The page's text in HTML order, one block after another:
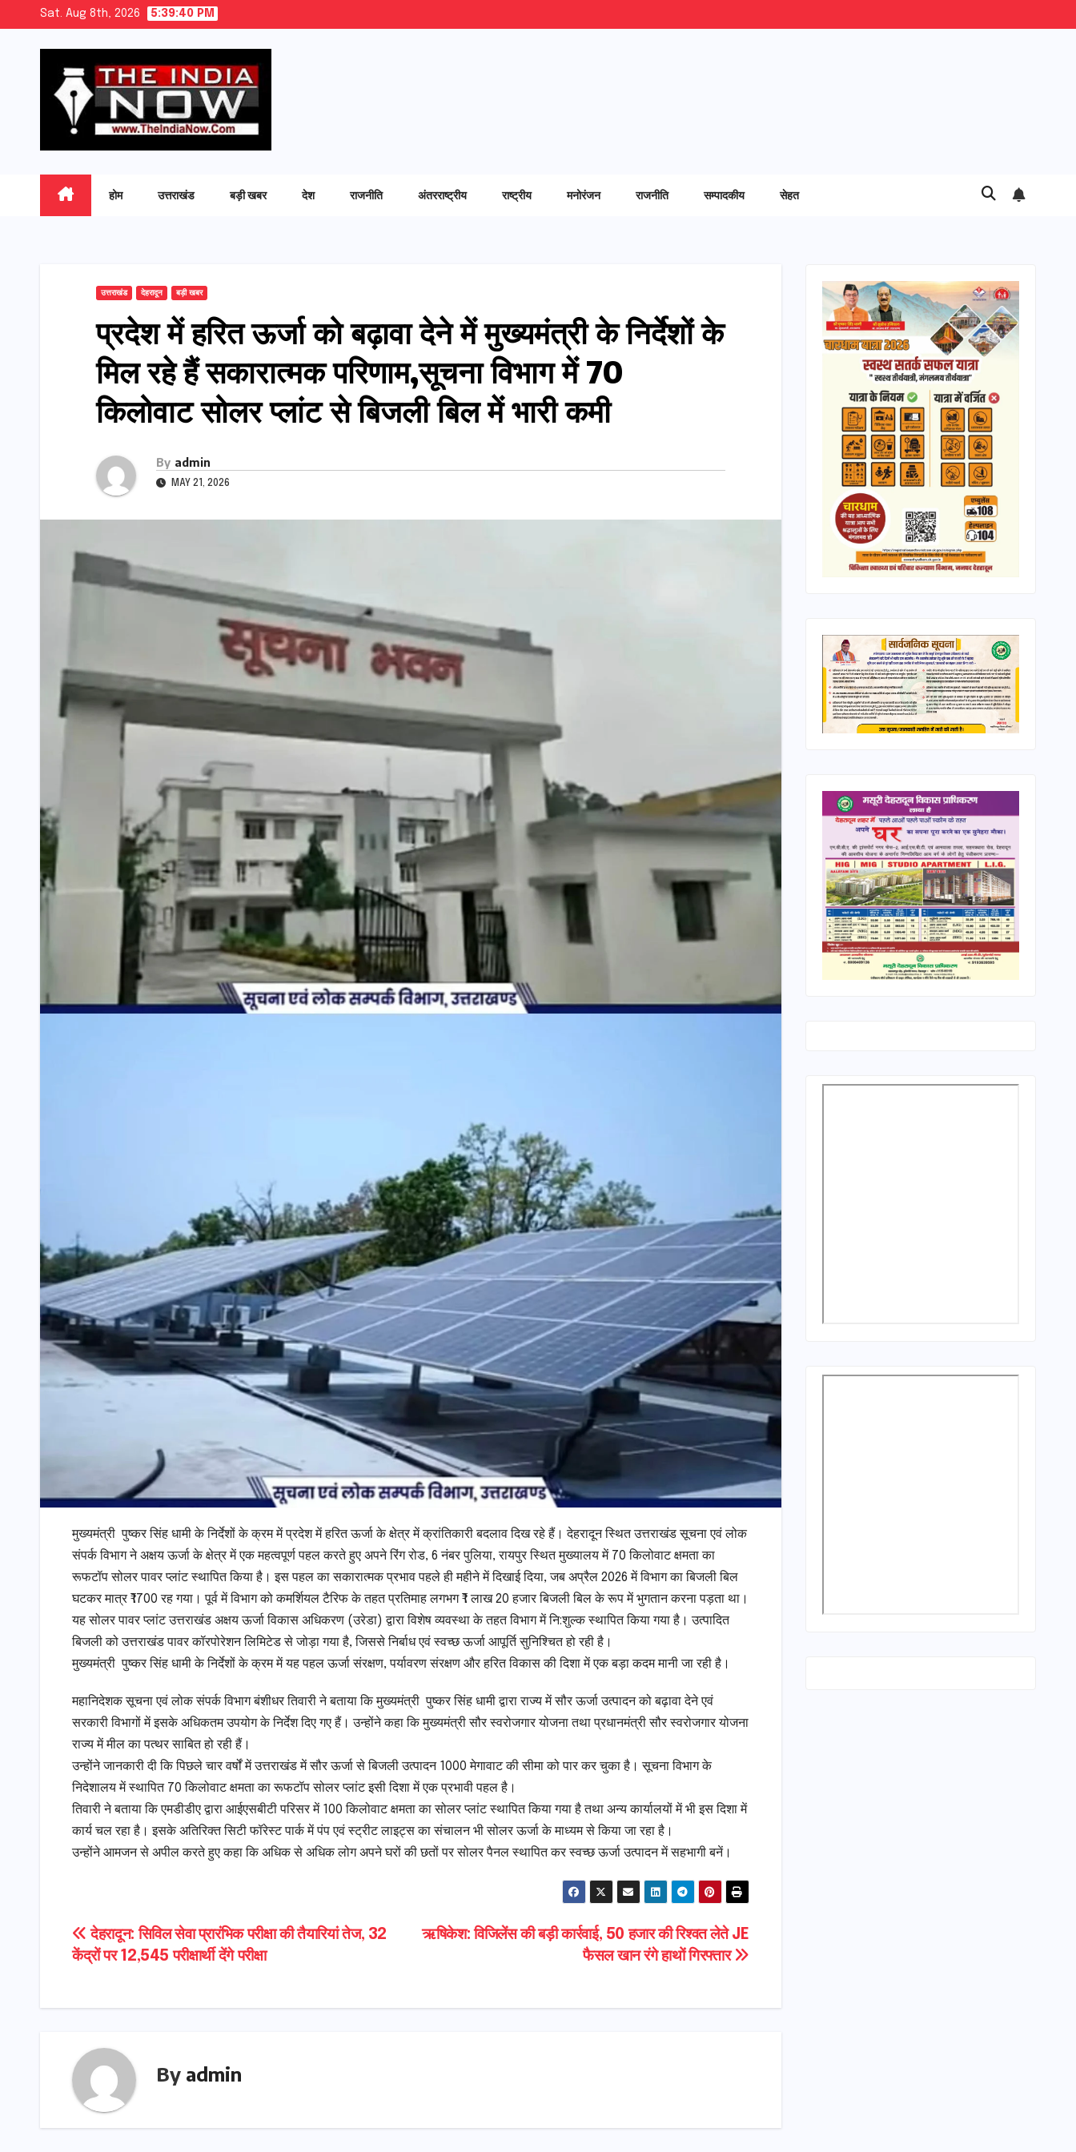
Sat. Aug 8th, 2026 5:39:41 PM
होम उत्तराखंड बड़ी खबर देश राजनीति अंतरराष्ट्रीय राष्ट्रीय मनोरंजन राजनीति सम्पादकीय सेहत
उत्तराखंड देहरादून बड़ी खबर
प्रदेश में हरित ऊर्जा को बढ़ावा देने में मुख्यमंत्री के निर्देशों के
मिल रहे हैं सकारात्मक परिणाम,सूचना विभाग में 70
किलोवाट सोलर प्लांट से बिजली बिल में भारी कमी
By admin
MAY 21, 2026
मुख्यमंत्री पुष्कर सिंह धामी के निर्देशों के क्रम में प्रदेश में हरित ऊर्जा के क्षेत्र में क्रांतिकारी बदलाव दिख रहे हैं। देहरादून स्थित उत्तराखंड सूचना एवं लोक
संपर्क विभाग ने अक्षय ऊर्जा के क्षेत्र में एक महत्वपूर्ण पहल करते हुए अपने रिंग रोड, 6 नंबर पुलिया, रायपुर स्थित मुख्यालय में 70 किलोवाट क्षमता का
रूफटॉप सोलर पावर प्लांट स्थापित किया है। इस पहल का सकारात्मक प्रभाव पहले ही महीने में दिखाई दिया, जब अप्रैल 2026 में विभाग का बिजली बिल
घटकर मात्र ₹1700 रह गया। पूर्व में विभाग को कमर्शियल टैरिफ के तहत प्रतिमाह लगभग ₹1 लाख 20 हजार बिजली बिल के रूप में भुगतान करना पड़ता था।
यह सोलर पावर प्लांट उत्तराखंड अक्षय ऊर्जा विकास अधिकरण (उरेडा) द्वारा विशेष व्यवस्था के तहत विभाग में नि:शुल्क स्थापित किया गया है। उत्पादित
बिजली को उत्तराखंड पावर कॉरपोरेशन लिमिटेड से जोड़ा गया है, जिससे निर्बाध एवं स्वच्छ ऊर्जा आपूर्ति सुनिश्चित हो रही है।
मुख्यमंत्री पुष्कर सिंह धामी के निर्देशों के क्रम में यह पहल ऊर्जा संरक्षण, पर्यावरण संरक्षण और हरित विकास की दिशा में एक बड़ा कदम मानी जा रही है।
महानिदेशक सूचना एवं लोक संपर्क विभाग बंशीधर तिवारी ने बताया कि मुख्यमंत्री पुष्कर सिंह धामी द्वारा राज्य में सौर ऊर्जा उत्पादन को बढ़ावा देने एवं
सरकारी विभागों में इसके अधिकतम उपयोग के निर्देश दिए गए हैं। उन्होंने कहा कि मुख्यमंत्री सौर स्वरोजगार योजना तथा प्रधानमंत्री सौर स्वरोजगार योजना
राज्य में मील का पत्थर साबित हो रही हैं।
उन्होंने जानकारी दी कि पिछले चार वर्षों में उत्तराखंड में सौर ऊर्जा से बिजली उत्पादन 1000 मेगावाट की सीमा को पार कर चुका है। सूचना विभाग के
निदेशालय में स्थापित 70 किलोवाट क्षमता का रूफटॉप सोलर प्लांट इसी दिशा में एक प्रभावी पहल है।
तिवारी ने बताया कि एमडीडीए द्वारा आईएसबीटी परिसर में 100 किलोवाट क्षमता का सोलर प्लांट स्थापित किया गया है तथा अन्य कार्यालयों में भी इस दिशा में
कार्य चल रहा है। इसके अतिरिक्त सिटी फॉरेस्ट पार्क में पंप एवं स्ट्रीट लाइट्स का संचालन भी सोलर ऊर्जा के माध्यम से किया जा रहा है।
उन्होंने आमजन से अपील करते हुए कहा कि अधिक से अधिक लोग अपने घरों की छतों पर सोलर पैनल स्थापित कर स्वच्छ ऊर्जा उत्पादन में सहभागी बनें।
Post
navigation
ऋषिकेश: विजिलेंस की बड़ी कार्रवाई, 50 हजार की रिश्वत लेते JE
फैसल खान रंगे हाथों गिरफ्तार
देहरादून: सिविल सेवा प्रारंभिक परीक्षा की तैयारियां तेज, 32
केंद्रों पर 12,545 परीक्षार्थी देंगे परीक्षा
By admin